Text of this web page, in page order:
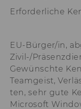
Er­for­der­li­che
EU-Bürger/in,
Zivil-/
Ge­wünsch­te
Team­geist,
ten, sehr gute
Mi­cro­soft
lang